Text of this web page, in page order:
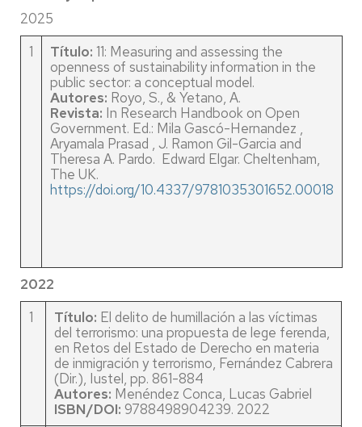
2025
1
Título: 11: Measuring and assessing the
openness of sustainability information in the
public sector: a conceptual model.
Autores: Royo, S., & Yetano, A.
Revista: In Research Handbook on Open
Government. Ed.: Mila Gascó-Hernandez ,
Aryamala Prasad , J. Ramon Gil-Garcia and
Theresa A. Pardo. Edward Elgar. Cheltenham,
The UK.
https://doi.org/10.4337/9781035301652.00018
2022
1
Título: El delito de humillación a las víctimas
del terrorismo: una propuesta de lege ferenda,
en Retos del Estado de Derecho en materia
de inmigración y terrorismo, Fernández Cabrera
(Dir.), Iustel, pp. 861-884
Autores: Menéndez Conca, Lucas Gabriel
ISBN/DOI: 9788498904239. 2022